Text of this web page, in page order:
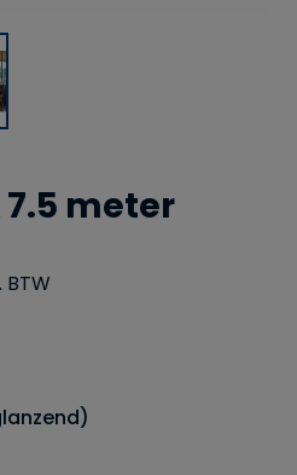
7.5 meter
BTW